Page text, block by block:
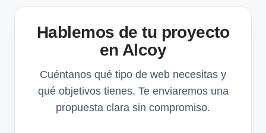
Hablemos de tu proyecto
en Alcoy
Cuéntanos qué tipo de web necesitas y
qué objetivos tienes. Te enviaremos una
propuesta clara sin compromiso.